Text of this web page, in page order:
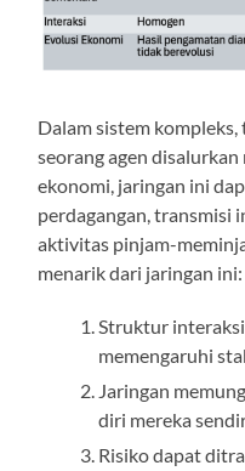
Dalam sistem
seorang agen
ekonomi, jaringan ini
perdagangan, transmisi
aktivitas pinjam-
menarik dari jaringan ini:
Struktur
memengaruhi
Jaringan
diri mereka
Risiko dapat